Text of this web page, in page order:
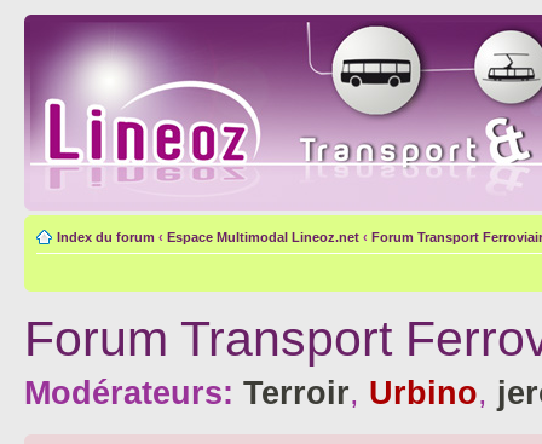
Index du forum ‹ Espace Multimodal Lineoz.net ‹ Forum Transport
Forum Transport
Modérateurs: Terroir, Urbino,